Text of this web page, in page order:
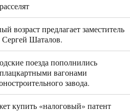
возраст предлагает заместитель
Шаталов.
поезда пополнились
вагонами
завода.
купить «налоговый» патент